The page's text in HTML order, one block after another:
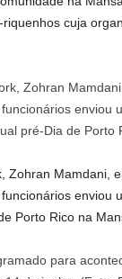
cuja
Zohran Mamdani,
enviou
Porto Rico na